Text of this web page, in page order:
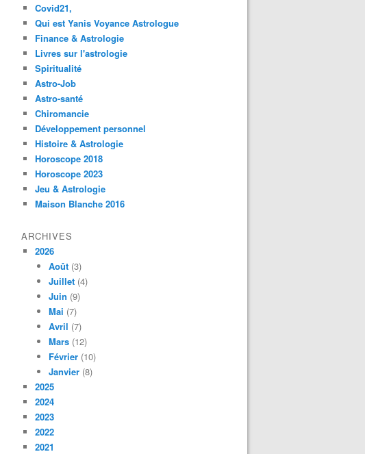
Covid21,
Qui est Yanis Voyance Astrologue
Finance & Astrologie
Livres sur l'astrologie
Spiritualité
Astro-Job
Astro-santé
Chiromancie
Développement personnel
Histoire & Astrologie
Horoscope 2018
Horoscope 2023
Jeu & Astrologie
Maison Blanche 2016
ARCHIVES
2026
Août (3)
Juillet (4)
Juin (9)
Mai (7)
Avril (7)
Mars (12)
Février (10)
Janvier (8)
2025
2024
2023
2022
2021